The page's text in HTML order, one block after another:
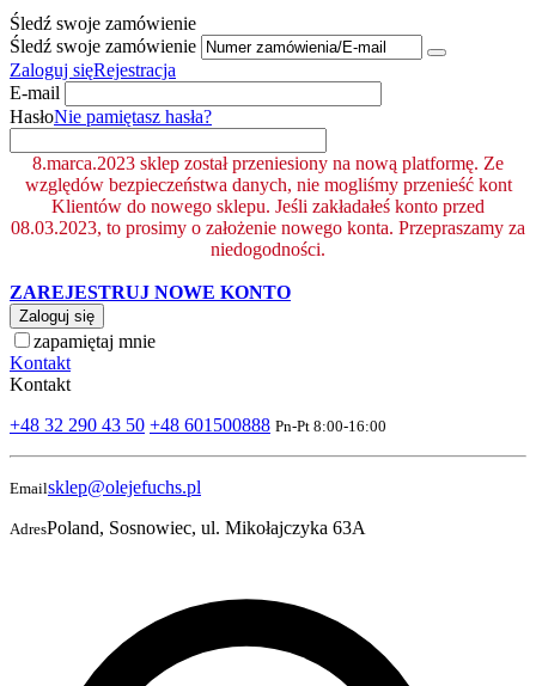
Śledź swoje zamówienie
Śledź swoje zamówienie
Zaloguj sięRejestracja
E-mail
HasłoNie pamiętasz hasła?
8.marca.2023 sklep został przeniesiony na nową platformę. Ze
względów bezpieczeństwa danych, nie mogliśmy przenieść kont
Klientów do nowego sklepu. Jeśli zakładałeś konto przed
08.03.2023, to prosimy o założenie nowego konta. Przepraszamy za
niedogodności.
ZAREJESTRUJ NOWE KONTO
Zaloguj się
zapamiętaj mnie
Kontakt
Kontakt
+48 32 290 43 50 +48 601500888 Pn-Pt 8:00-16:00
Emailsklep@olejefuchs.pl
AdresPoland, Sosnowiec, ul. Mikołajczyka 63A